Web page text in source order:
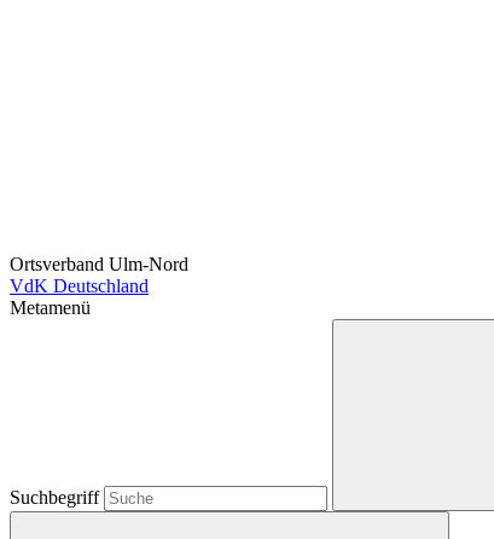
Ortsverband Ulm-Nord
VdK Deutschland
Metamenü
Suchbegriff